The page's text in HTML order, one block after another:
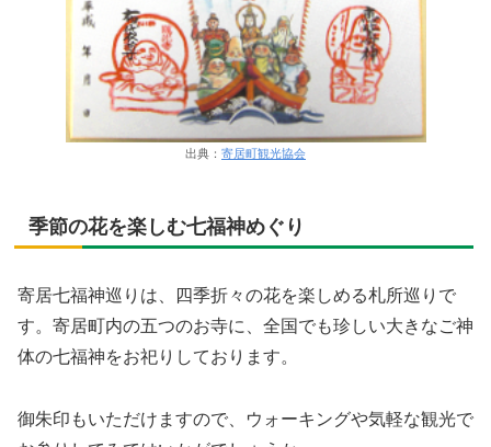
出典： 寄居町観光協会
季節の花を楽しむ七福神めぐり
寄居七福神巡りは、四季折々の花を楽しめる札所巡りで
す。寄居町内の五つのお寺に、全国でも珍しい大きなご神
体の七福神をお祀りしております。
御朱印もいただけますので、ウォーキングや気軽な観光で